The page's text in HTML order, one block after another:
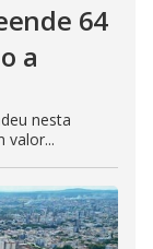
64
a
nesta
valor...